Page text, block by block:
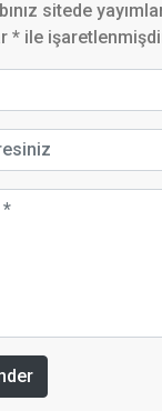
sitede
* ile